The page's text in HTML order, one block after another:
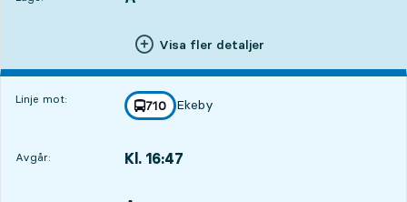
Visa fler detaljer
Linje mot: linje
710
mot
Ekeby
,
Avgår: Kl. 16:47